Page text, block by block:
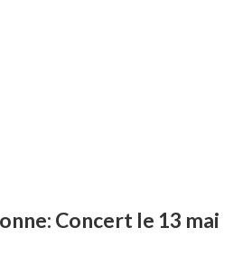
Concert le 13 mai